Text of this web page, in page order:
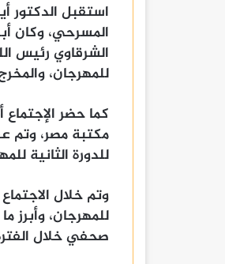
استقبل الدكتور
المسرحي، وكان
الشرقاوي رئيس
للمهرجان،
كما حضر
مكتبة مصر، وتم
للدورة الثانية
وتم خلال
للمهرجان،
صحفي خلال